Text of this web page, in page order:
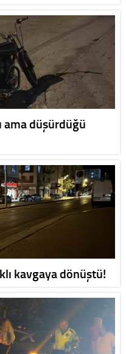
ama düşürdüğü
kavgaya dönüştü!